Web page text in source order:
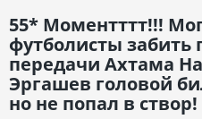
55* Моментттт!!!
футболисты забить
передачи Ахтама
Эргашев головой
но не попал в